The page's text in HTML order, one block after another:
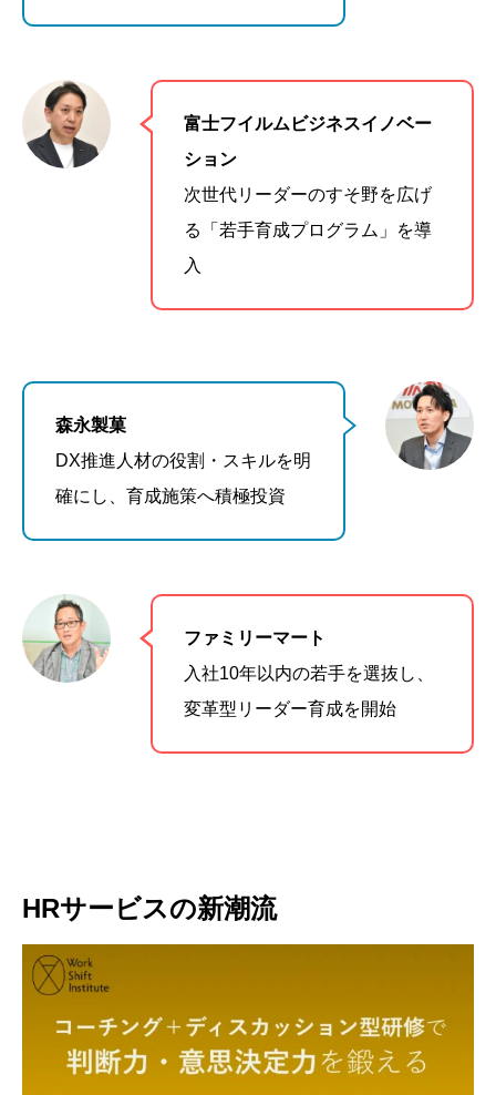
富士フイルムビジネスイノベー
ション
次世代リーダーのすそ野を広げ
る「若手育成プログラム」を導
入
森永製菓
DX推進人材の役割・スキルを明
確にし、育成施策へ積極投資
ファミリーマート
入社10年以内の若手を選抜し、
変革型リーダー育成を開始
HRサービスの新潮流